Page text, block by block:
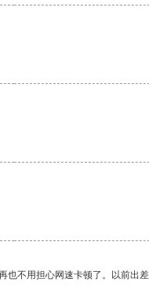
不用担心网速卡顿了。以前出